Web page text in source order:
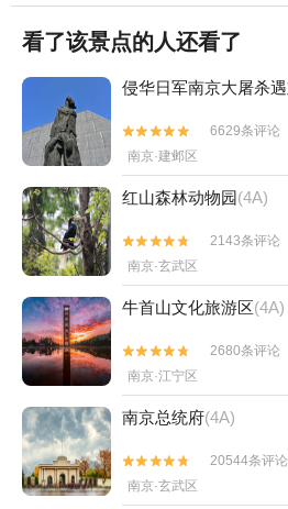
看了该景点的人还看了


6629条评论
南京·建邺区
红山森林动物园(4A)


2143条评论
南京·玄武区
牛首山文化旅游区(4A)


2680条评论
南京·江宁区
南京总统府(4A)


20544条评论
南京·玄武区